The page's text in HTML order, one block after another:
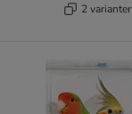
2 varianter